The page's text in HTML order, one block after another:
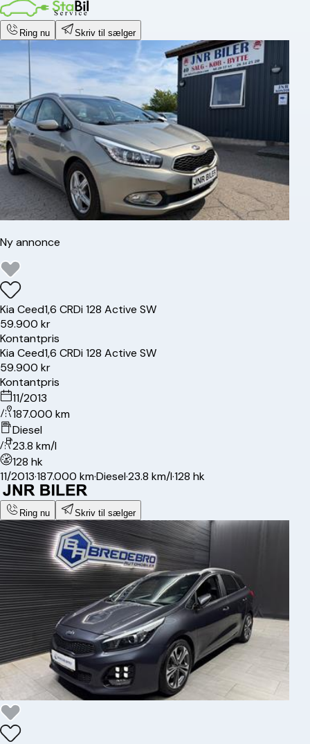
Ring nu Skriv til sælger
Ny annonce
KiaCeed1,6 CRDi 128 Active SW
59.900 kr
Kontantpris
KiaCeed1,6 CRDi 128 Active SW
59.900 kr
Kontantpris
11/2013
187.000 km
Diesel
23.8 km/l
128 hk
11/2013·187.000 km·Diesel·23.8 km/l·128 hk
Ring nu Skriv til sælger